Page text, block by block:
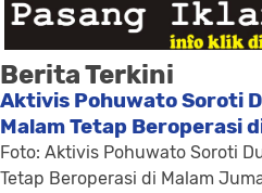
Berita Terkini
Aktivis Pohuwato Soroti
Malam Tetap Beroperasi
Foto: Aktivis Pohuwato Soroti
Tetap Beroperasi di Malam